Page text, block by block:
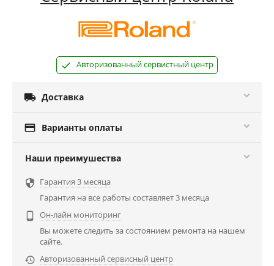
Авторизованный сервистный центр
 Доставка
 Варианты оплаты
Наши преимушества
 Гарантия 3 месяца
Гарантия на все работы составляет 3 месяца

Он-лайн мониторинг
Вы можете следить за состоянием ремонта на нашем
сайте.
 Авторизованный сервисный центр